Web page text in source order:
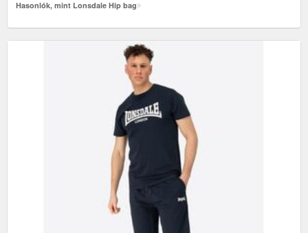
Hasonlók, mint Lonsdale Hip bag